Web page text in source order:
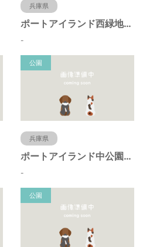
兵庫県
ポートアイランド西緑地（兵庫県神戸市）
-
公園
兵庫県
ポートアイランド中公園（兵庫県神戸市）
-
公園